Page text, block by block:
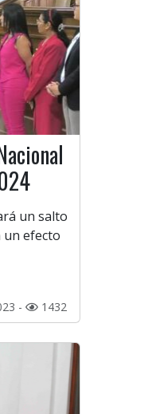
un salto
un efecto
- 1432